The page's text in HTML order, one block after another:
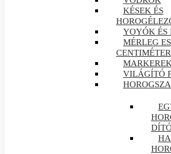
KÉSEK ÉS
YOYÓK ÉS
MÉRLEG ES
CENTIMÉTER
VILÁGÍTÓ